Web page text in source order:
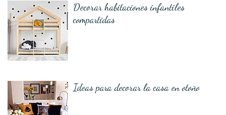
Decorar habitaciones infantiles
compartidas
Ideas para decorar la casa en otoño